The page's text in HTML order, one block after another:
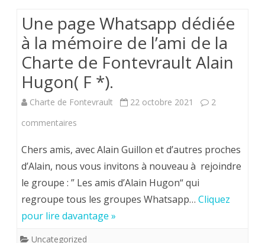
selon
les
rois
de
à
d’urgence
à
”
Une page Whatsapp dédiée
à la mémoire de l’ami de la
Charte de Fontevrault Alain
Hugon( F *).
Charte de Fontevrault 22 octobre 2021
2
commentaires
page
Whatsapp
dédiée
Chers amis, avec Alain Guillon et d’autres proches
d’Alain, nous vous invitons à nouveau à rejoindre
le groupe : ” Les amis d’Alain Hugon“ qui
regroupe tous les groupes Whatsapp… Cliquez
pour lire davantage »
Uncategorized